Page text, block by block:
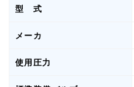
型 式
メーカ
使用圧力